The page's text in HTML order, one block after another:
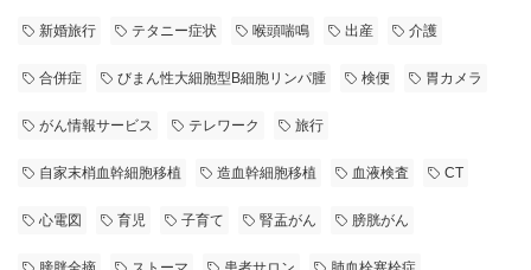
新婚旅行 テタニー症状 喉頭喘鳴 出産 介護
合併症 びまん性大細胞型B細胞リンパ腫 検便 胃カメラ
がん情報サービス テレワーク 旅行
自家末梢血幹細胞移植 造血幹細胞移植 血液検査 CT
心電図 育児 子育て 腎盂がん 膀胱がん